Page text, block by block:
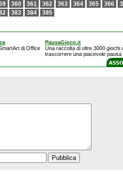
360 361 362 363 364 365 366
383 384 385
di Office
PausaGioco.it
Una raccolta di oltre 3000 giochi
trascorrere una piacevole pausa